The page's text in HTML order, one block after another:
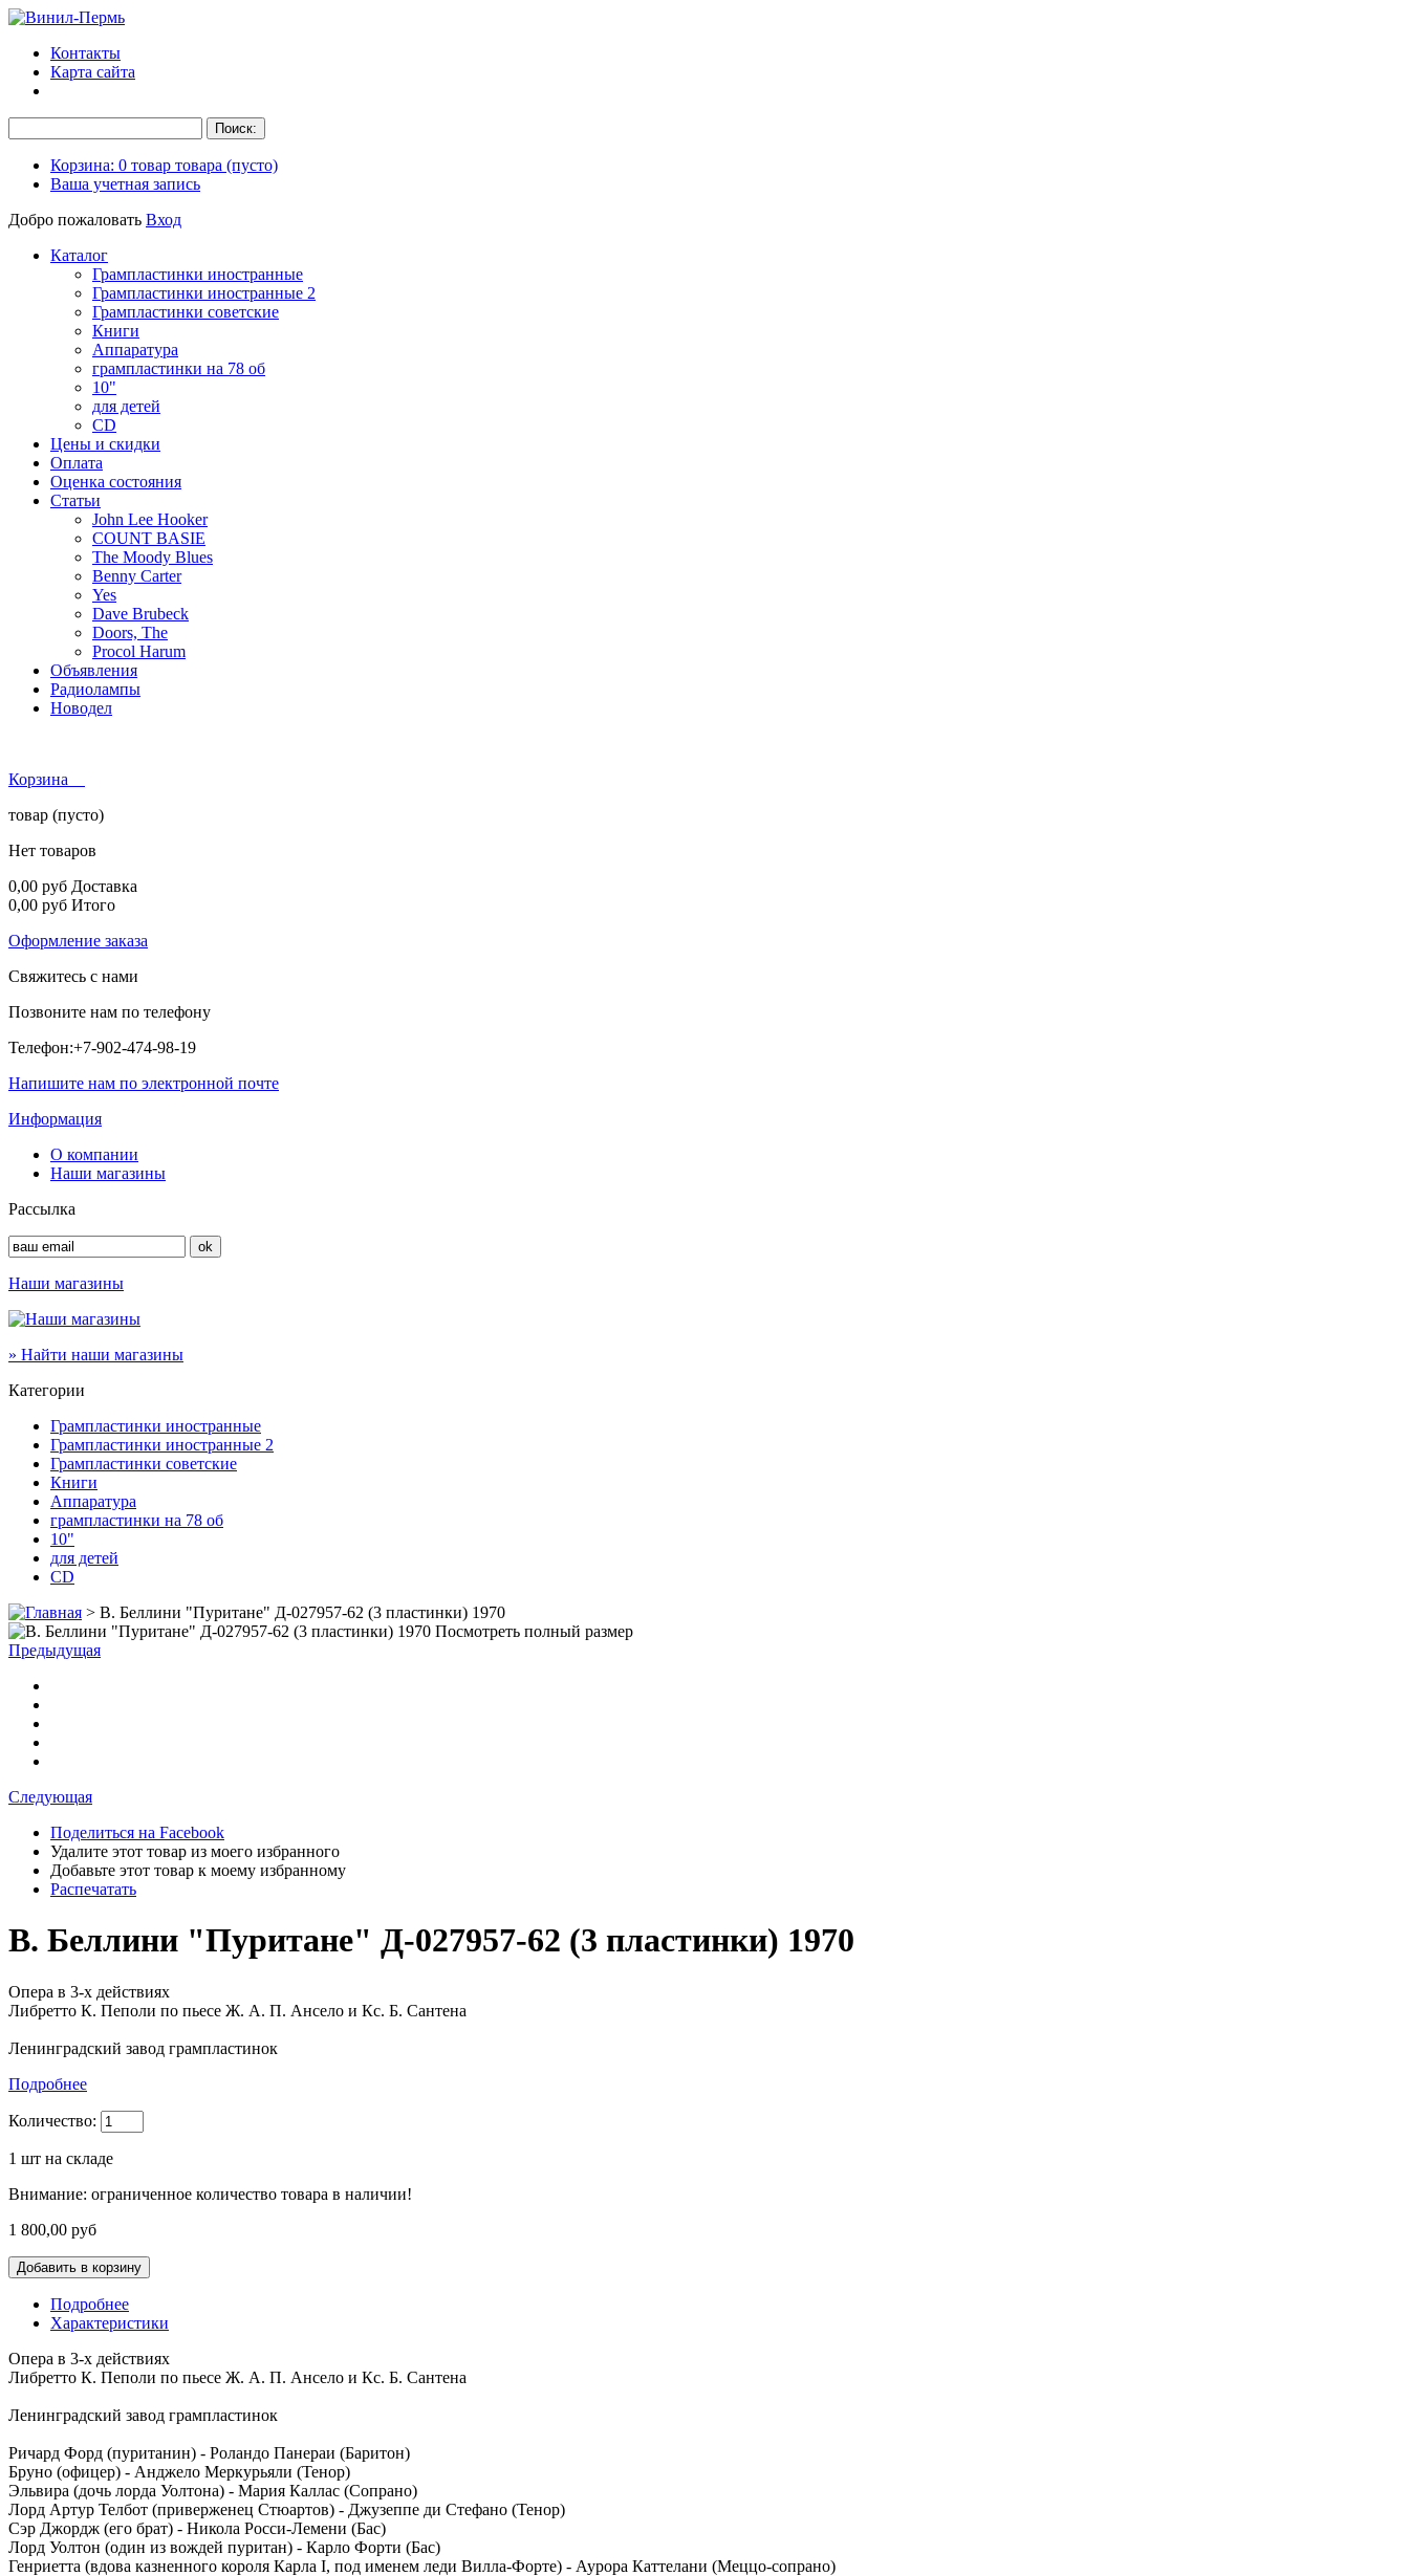
Контакты
Карта сайта
Корзина: 0 товар товара (пусто)
Ваша учетная запись
Добро пожаловать Вход
Каталог
Грампластинки иностранные
Грампластинки иностранные 2
Грампластинки советские
Книги
Аппаратура
грампластинки на 78 об
10"
для детей
CD
Цены и скидки
Оплата
Оценка состояния
Статьи
John Lee Hooker
COUNT BASIE
The Moody Blues
Benny Carter
Yes
Dave Brubeck
Doors, The
Procol Harum
Объявления
Радиолампы
Новодел
Корзина
товар (пусто)
Нет товаров
0,00 руб Доставка
0,00 руб Итого
Оформление заказа
Свяжитесь с нами
Позвоните нам по телефону
Телефон:+7-902-474-98-19
Напишите нам по электронной почте
Информация
О компании
Наши магазины
Рассылка
Наши магазины
» Найти наши магазины
Категории
Грампластинки иностранные
Грампластинки иностранные 2
Грампластинки советские
Книги
Аппаратура
грампластинки на 78 об
10"
для детей
CD
> В. Беллини "Пуритане" Д-027957-62 (3 пластинки) 1970
Посмотреть полный размер
Предыдущая
Следующая
Поделиться на Facebook
Удалите этот товар из моего избранного
Добавьте этот товар к моему избранному
Распечатать
В. Беллини "Пуритане" Д-027957-62 (3 пластинки) 1970
Опера в 3-х действиях
Либретто К. Пеполи по пьесе Ж. А. П. Ансело и Кс. Б. Сантена
Ленинградский завод грампластинок
Подробнее
Количество:
1 шт на складе
Внимание: ограниченное количество товара в наличии!
1 800,00 руб
Подробнее
Характеристики
Опера в 3-х действиях
Либретто К. Пеполи по пьесе Ж. А. П. Ансело и Кс. Б. Сантена
Ленинградский завод грампластинок
Ричард Форд (пуританин) - Роландо Панераи (Баритон)
Бруно (офицер) - Анджело Меркурьяли (Тенор)
Эльвира (дочь лорда Уолтона) - Мария Каллас (Сопрано)
Лорд Артур Телбот (приверженец Стюартов) - Джузеппе ди Стефано (Тенор)
Сэр Джордж (его брат) - Никола Росси-Лемени (Бас)
Лорд Уолтон (один из вождей пуритан) - Карло Форти (Бас)
Генриетта (вдова казненного короля Карла I, под именем леди Вилла-Форте) - Аурора Каттелани (Меццо-сопрано)